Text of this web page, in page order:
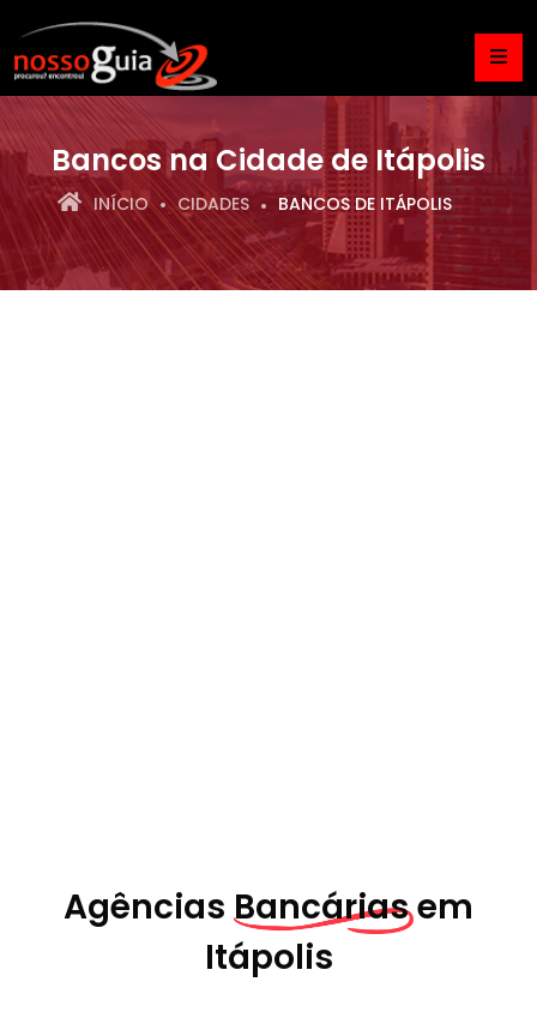
Bancos na Cidade de Itápolis
INÍCIO CIDADES BANCOS DE ITÁPOLIS
Agências Bancárias em
Itápolis